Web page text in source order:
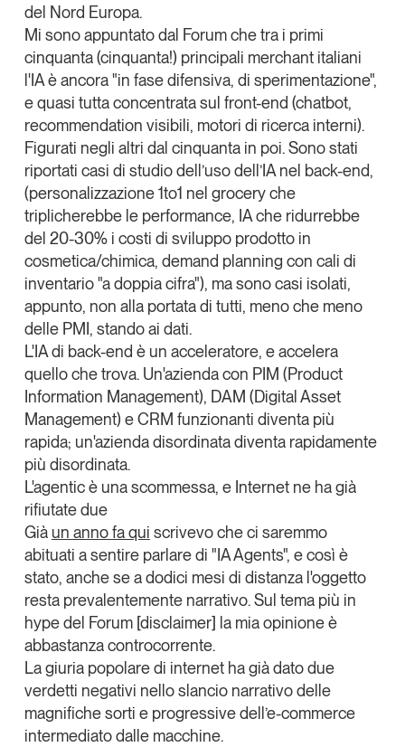
del Nord Europa.
Mi sono appuntato dal Forum che tra i primi
cinquanta (cinquanta!) principali merchant italiani
l'IA è ancora "in fase difensiva, di sperimentazione",
e quasi tutta concentrata sul front-end (chatbot,
recommendation visibili, motori di ricerca interni).
Figurati negli altri dal cinquanta in poi. Sono stati
riportati casi di studio dell’uso dell’IA nel back-end,
(personalizzazione 1to1 nel grocery che
triplicherebbe le performance, IA che ridurrebbe
del 20-30% i costi di sviluppo prodotto in
cosmetica/chimica, demand planning con cali di
inventario "a doppia cifra"), ma sono casi isolati,
appunto, non alla portata di tutti, meno che meno
delle PMI, stando ai dati.
L'IA di back-end è un acceleratore, e accelera
quello che trova. Un'azienda con PIM (Product
Information Management), DAM (Digital Asset
Management) e CRM funzionanti diventa più
rapida; un'azienda disordinata diventa rapidamente
più disordinata.
L'agentic è una scommessa, e Internet ne ha già
rifiutate due
Già un anno fa qui scrivevo che ci saremmo
abituati a sentire parlare di "IA Agents", e così è
stato, anche se a dodici mesi di distanza l'oggetto
resta prevalentemente narrativo. Sul tema più in
hype del Forum [disclaimer] la mia opinione è
abbastanza controcorrente.
La giuria popolare di internet ha già dato due
verdetti negativi nello slancio narrativo delle
magnifiche sorti e progressive dell’e-commerce
intermediato dalle macchine.